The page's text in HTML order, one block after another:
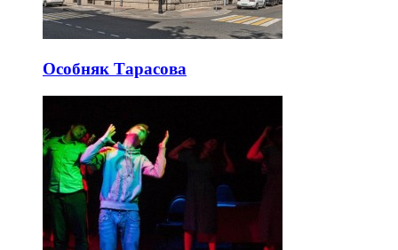
Особняк Тарасова